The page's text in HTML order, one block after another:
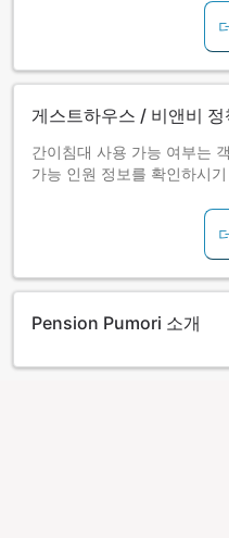
게스트하우스 / 비앤비 정
간이침대 사용 가능 여부는
가능 인원 정보를 확인하시
Pension Pumori 소개